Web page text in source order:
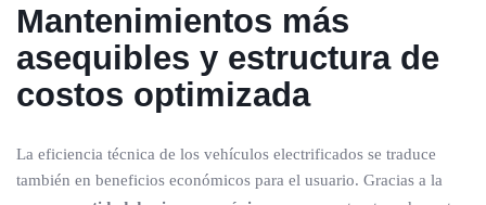
Mantenimientos más
asequibles y estructura de
costos optimizada
La eficiencia técnica de los vehículos electrificados se traduce
también en beneficios económicos para el usuario. Gracias a la